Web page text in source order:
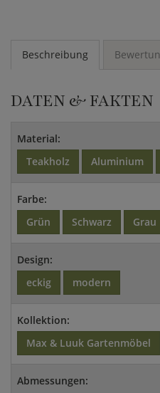
Beschreibung
DATEN & FAKTEN
Material:
Teakholz
Aluminium
Farbe:
Grün
Schwarz Grau
Design:
eckig
modern
Kollektion:
Max & Luuk Gartenmöbel
Abmessungen: